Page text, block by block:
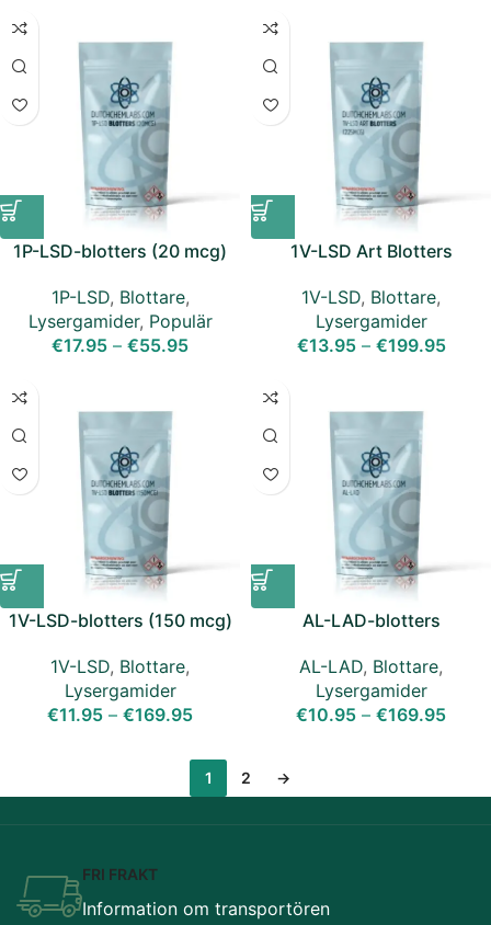
1P-LSD-blotters (20 mcg)
1P-LSD, Blottare,
Lysergamider, Populär
€17.95 – €55.95
1V-LSD Art Blotters
1V-LSD, Blottare,
Lysergamider
€13.95 – €199.95
1V-LSD-blotters (150 mcg)
1V-LSD, Blottare,
Lysergamider
€11.95 – €169.95
AL-LAD-blotters
AL-LAD, Blottare,
Lysergamider
€10.95 – €169.95
1 2 →
FRI FRAKT
Information om transportören